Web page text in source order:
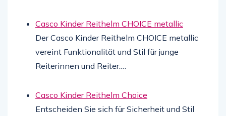
Casco Kinder Reithelm CHOICE metallic
Der Casco Kinder Reithelm CHOICE metallic
vereint Funktionalität und Stil für junge
Reiterinnen und Reiter.…
Casco Kinder Reithelm Choice
Entscheiden Sie sich für Sicherheit und Stil